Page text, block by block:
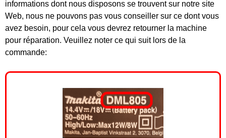
informations dont nous disposons se trouvent sur notre site
Web, nous ne pouvons pas vous conseiller sur ce dont vous
avez besoin, pour cela vous devrez retourner la machine
pour réparation. Veuillez noter ce qui suit lors de la
commande: